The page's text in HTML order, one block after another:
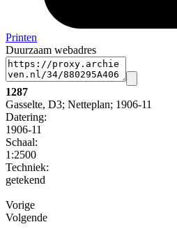
Printen
Duurzaam webadres
1287
Gasselte, D3; Netteplan; 1906-11
Datering:
1906-11
Schaal:
1:2500
Techniek:
getekend
Vorige
Volgende